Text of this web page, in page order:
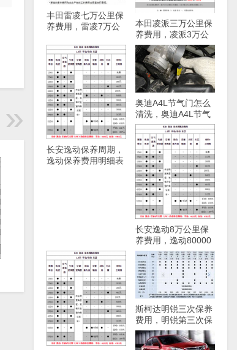
丰田雷凌七万公里保
养费用，雷凌7万公
本田凌派三万公里保
养费用，凌派3万公
里保养项目
长安逸动保养周期，
逸动保养费用明细表
奥迪A4L节气门怎么
清洗，奥迪A4L节气
门清洗方法
长安逸动8万公里保
养费用，逸动80000
公里保养项目
斯柯达明锐三次保养
费用，明锐第三次保
养项目